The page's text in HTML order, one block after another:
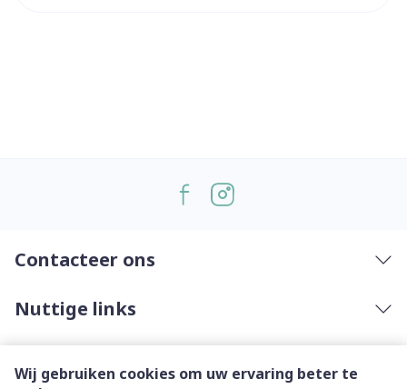
Wij gebruiken cookies om uw ervaring beter te
Contacteer ons
Nuttige links